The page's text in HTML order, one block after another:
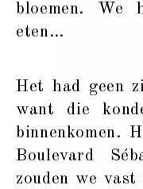
bloemen. We
eten…
Het had geen
want die
binnenkomen.
Boulevard
zouden we